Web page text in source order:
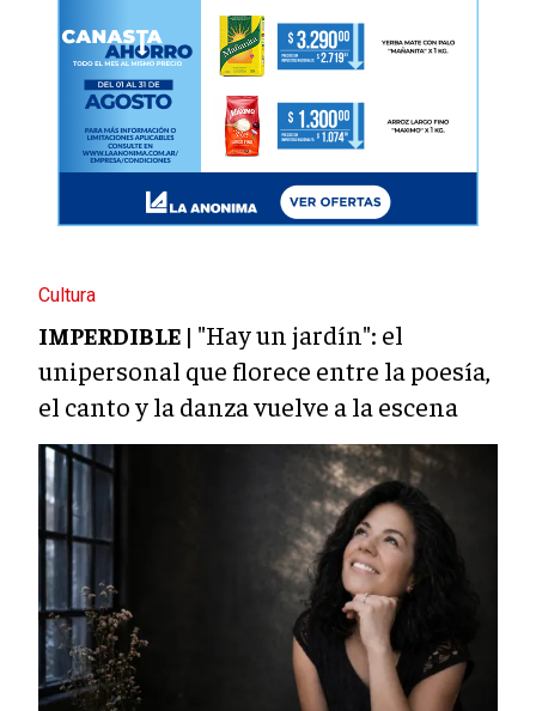
Cultura
IMPERDIBLE | "Hay un jardín": el
unipersonal que florece entre la poesía,
el canto y la danza vuelve a la escena